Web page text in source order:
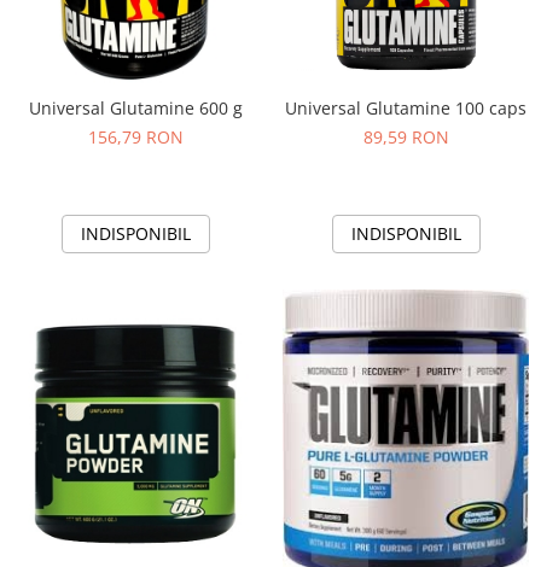
Universal Glutamine 600 g
156,79 RON
INDISPONIBIL
Universal Glutamine 100 caps
89,59 RON
INDISPONIBIL